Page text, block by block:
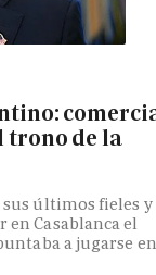
trono de la
últimos fieles y
en Casablanca el
a jugarse en